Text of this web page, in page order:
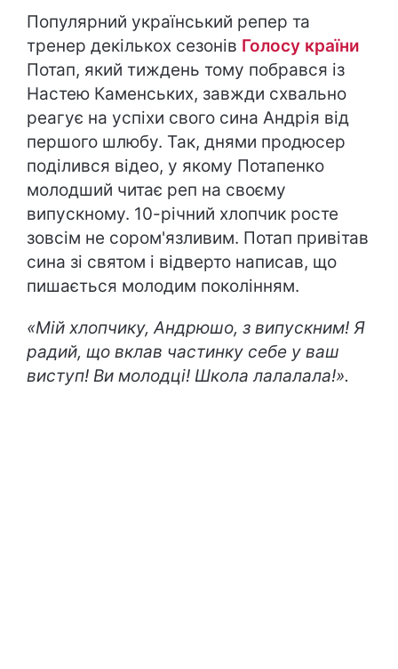
Популярний український репер та
тренер декількох сезонів Голосу країни
Потап, який тиждень тому побрався із
Настею Каменських, завжди схвально
реагує на успіхи свого сина Андрія від
першого шлюбу. Так, днями продюсер
поділився відео, у якому Потапенко
молодший читає реп на своєму
випускному. 10-річний хлопчик росте
зовсім не сором'язливим. Потап привітав
сина зі святом і відверто написав, що
пишається молодим поколінням.
«Мій хлопчику, Андрюшо, з випускним! Я
радий, що вклав частинку себе у ваш
виступ! Ви молодці! Школа лалалала!».